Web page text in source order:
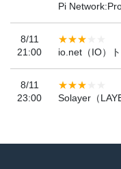
Pi
8/11
21:00
io.net（IO）
8/11
23:00
Solayer（